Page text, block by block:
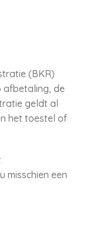
(BKR)
afbetaling, de
geldt al
het toestel of
misschien een